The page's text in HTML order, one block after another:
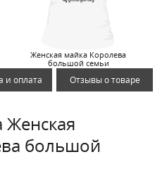
Женская майка Королева
большой семьи
и оплата Отзывы о товаре
Женская
большой